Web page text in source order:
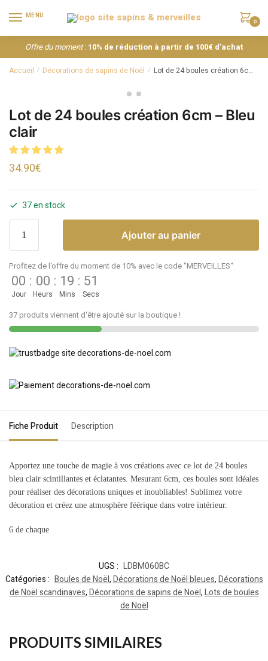
MENU
0
Offre du moment: 10% de réduction à partir de 100€ d’achat
Accueil / Décorations de sapins de Noël / Lot de 24 boules création 6cm – Bleu clair
Lot de 24 boules création 6cm – Bleu
clair
34.90€
37 en stock
Ajouter au panier
Profitez de l'offre du moment de 10% avec le code "MERVEILLES"
00
Jour
: 00
Heurs
: 19
Mins
: 51
Secs
37 produits viennent d'être ajouté sur la boutique !
Fiche Produit Description
Apportez une touche de magie à vos créations avec ce lot de 24 boules
bleu clair scintillantes et éclatantes. Mesurant 6cm, ces boules sont idéales
pour réaliser des décorations uniques et inoubliables! Sublimez votre
décoration et créez une atmosphère féérique dans votre intérieur.
6 de chaque
UGS : LDBM060BC
Catégories : Boules de Noël,Décorations de Noël bleues,Décorations
de Noël scandinaves,Décorations de sapins de Noël,Lots de boules
de Noël
PRODUITS SIMILAIRES